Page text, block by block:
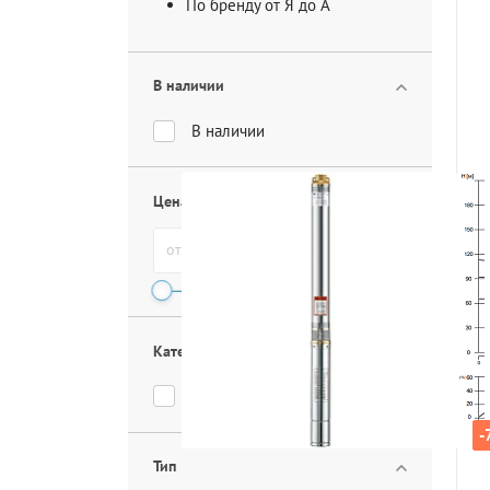
По бренду от Я до А
В наличии
В наличии
Цена, руб.
от
Категория
Погружной насос
Тип
-
-